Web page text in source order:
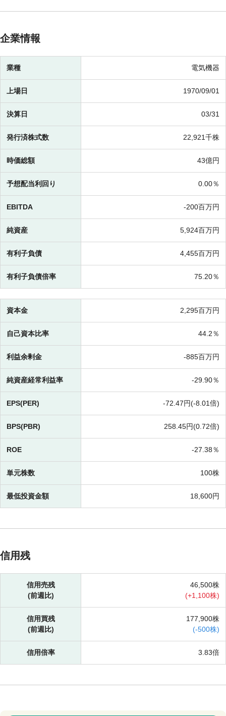
企業情報
業種 電気機器
上場日 1970/09/01
決算日 03/31
発行済株式数 22,921千株
時価総額 43億円
予想配当利回り 0.00％
EBITDA -200百万円
純資産 5,924百万円
有利子負債 4,455百万円
有利子負債倍率 75.20％
資本金 2,295百万円
自己資本比率 44.2％
利益余剰金 -885百万円
純資産経常利益率 -29.90％
EPS(PER) -72.47円(-8.01倍)
BPS(PBR) 258.45円(0.72倍)
ROE -27.38％
単元株数 100株
最低投資金額 18,600円
信用残
信用売残
(前週比)
46,500株
(+1,100株)
信用買残
(前週比)
177,900株
(-500株)
信用倍率 3.83倍